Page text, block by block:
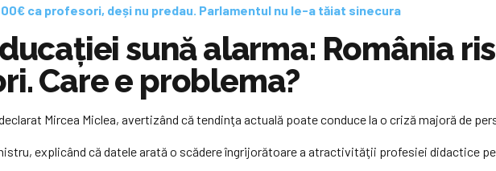
ca profesori, deși nu predau. Parlamentul nu le-a tăiat sinecura
sună alarma: România
Care e problema?
Mircea Miclea, avertizând că tendinţa actuală poate conduce la o criză majoră de
explicând că datele arată o scădere îngrijorătoare a atractivităţii profesiei didactice